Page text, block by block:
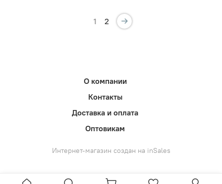
1 2
О компании
Контакты
Доставка и оплата
Оптовикам
Интернет-магазин создан на inSales